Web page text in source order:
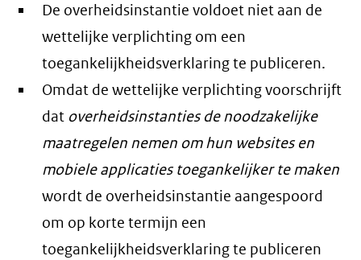
De overheidsinstantie voldoet niet aan de
wettelijke verplichting om een
toegankelijkheidsverklaring te publiceren.
Omdat de wettelijke verplichting voorschrijft
dat overheidsinstanties de noodzakelijke
maatregelen nemen om hun websites en
mobiele applicaties toegankelijker te maken
wordt de overheidsinstantie aangespoord
om op korte termijn een
toegankelijkheidsverklaring te publiceren